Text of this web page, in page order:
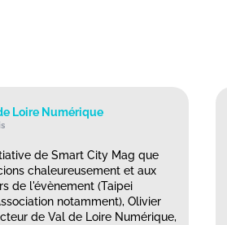
Loire Numérique
de Smart City Mag que
chaleureusement et aux
de l'évènement (Taipei
notamment), Olivier
de Val de Loire Numérique,